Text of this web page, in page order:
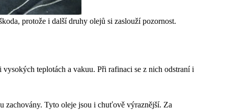
protože i další druhy olejů si zaslouží pozornost.
teplotách a vakuu. Při rafinaci se z nich odstraní i
zachovány. Tyto oleje jsou i chuťově výraznější. Za